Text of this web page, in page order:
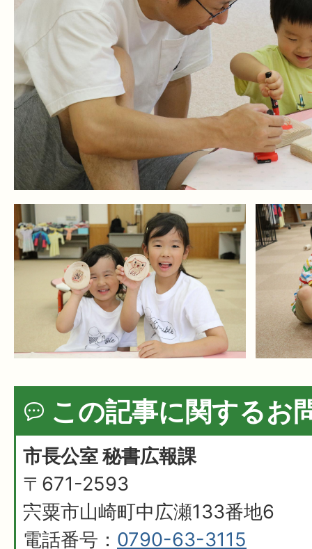
この記事に関するお
市長公室 秘書広報課
〒671-2593
宍粟市山崎町中広瀬133番地6
電話番号： 0790-63-3115